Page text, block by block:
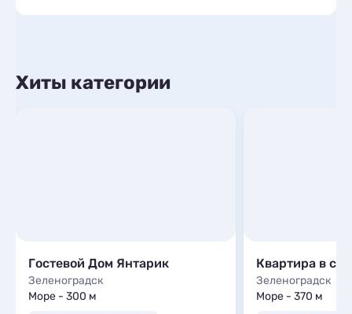
Хиты категории
Гостевой Дом Янтарик
Зеленоградск
Море - 300 м
Квартира в
Зеленоградск
Море - 370 м